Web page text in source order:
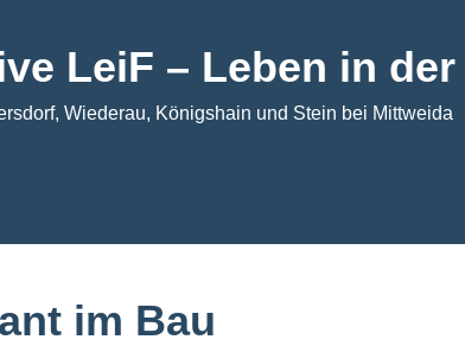
LeiF – Leben in
Wiederau, Königshain und Stein bei Mittweida
im Bau